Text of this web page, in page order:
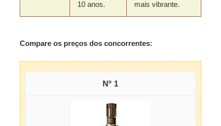
10 anos.
mais vibrante.
Compare os preços dos concorrentes:
1